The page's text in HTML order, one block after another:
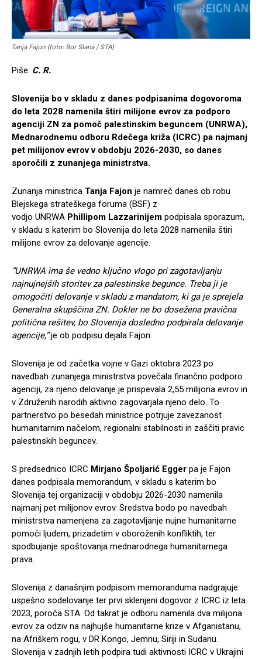
Tanja Fajon (foto: Bor Slana / STA)
Piše: C. R.
Slovenija bo v skladu z danes podpisanima dogovoroma
do leta 2028 namenila štiri milijone evrov za podporo
agenciji ZN za pomoč palestinskim beguncem (UNRWA),
Mednarodnemu odboru Rdečega križa (ICRC) pa najmanj
pet milijonov evrov v obdobju 2026-2030, so danes
sporočili z zunanjega ministrstva.
Zunanja ministrica Tanja Fajon je namreč danes ob robu
Blejskega strateškega foruma (BSF) z
vodjo UNRWA Phillipom Lazzarinijem podpisala sporazum,
v skladu s katerim bo Slovenija do leta 2028 namenila štiri
milijone evrov za delovanje agencije.
“UNRWA ima še vedno ključno vlogo pri zagotavljanju
najnujnejših storitev za palestinske begunce. Treba ji je
omogočiti delovanje v skladu z mandatom, ki ga je sprejela
Generalna skupščina ZN. Dokler ne bo dosežena pravična
politična rešitev, bo Slovenija dosledno podpirala delovanje
agencije,”je ob podpisu dejala Fajon.
Slovenija je od začetka vojne v Gazi oktobra 2023 po
navedbah zunanjega ministrstva povečala finančno podporo
agenciji, za njeno delovanje je prispevala 2,55 milijona evrov in
v Združenih narodih aktivno zagovarjala njeno delo. To
partnerstvo po besedah ministrice potrjuje zavezanost
humanitarnim načelom, regionalni stabilnosti in zaščiti pravic
palestinskih beguncev.
S predsednico ICRC Mirjano Špoljarić Egger pa je Fajon
danes podpisala memorandum, v skladu s katerim bo
Slovenija tej organizaciji v obdobju 2026-2030 namenila
najmanj pet milijonov evrov. Sredstva bodo po navedbah
ministrstva namenjena za zagotavljanje nujne humanitarne
pomoči ljudem, prizadetim v oboroženih konfliktih, ter
spodbujanje spoštovanja mednarodnega humanitarnega
prava.
Slovenija z današnjim podpisom memoranduma nadgrajuje
uspešno sodelovanje ter prvi sklenjeni dogovor z ICRC iz leta
2023, poroča STA. Od takrat je odboru namenila dva milijona
evrov za odziv na najhujše humanitarne krize v Afganistanu,
na Afriškem rogu, v DR Kongo, Jemnu, Siriji in Sudanu.
Slovenija v zadnjih letih podpira tudi aktivnosti ICRC v Ukrajini